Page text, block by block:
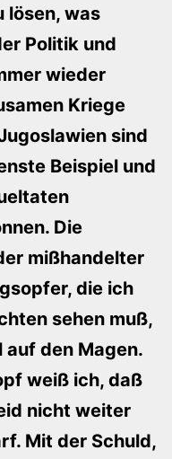
lösen, was
Politik und
wieder
Kriege
sind
Beispiel und
Die
mißhandelter
die ich
sehen muß,
auf den Magen.
weiß ich, daß
nicht weiter
Mit der Schuld,